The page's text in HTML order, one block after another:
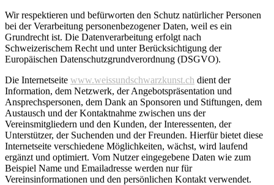
Wir respektieren und befürworten den Schutz natürlicher Personen
bei der Verarbeitung personenbezogener Daten, weil es ein
Grundrecht ist. Die Datenverarbeitung erfolgt nach
Schweizerischem Recht und unter Berücksichtigung der
Europäischen Datenschutzgrundverordnung (DSGVO).
Die Internetseite www.weissundschwarzkunst.ch dient der
Information, dem Netzwerk, der Angebotspräsentation und
Ansprechspersonen, dem Dank an Sponsoren und Stiftungen, dem
Austausch und der Kontaktnahme zwischen uns der
Vereinsmitgliedern und den Kunden, der Interessenten, der
Unterstützer, der Suchenden und der Freunden. Hierfür bietet diese
Internetseite verschiedene Möglichkeiten, wächst, wird laufend
ergänzt und optimiert. Vom Nutzer eingegebene Daten wie zum
Beispiel Name und Emailadresse werden nur für
Vereinsinformationen und den persönlichen Kontakt verwendet.